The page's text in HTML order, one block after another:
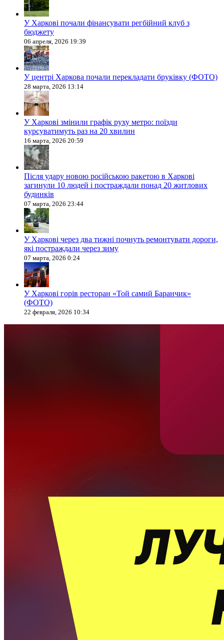
У Харкові почали фінансувати регбійний клуб з
бюджету
06 апреля, 2026 19:39
У центрі Харкова почали перекладати бруківку (ФОТО)
28 марта, 2026 13:14
У Харкові змінили графік руху метро: поїзди
курсуватимуть раз на 20 хвилин
16 марта, 2026 20:59
Після удару новою російською ракетою в Харкові
загинули 10 людей і постраждали понад 20 житлових
будинків
07 марта, 2026 23:44
У Харкові через два тижні почнуть ремонтувати дороги,
які постраждали через зиму
07 марта, 2026 0:24
У Харкові горів ресторан «Той самий Баранчик»
(ФОТО)
22 февраля, 2026 10:34